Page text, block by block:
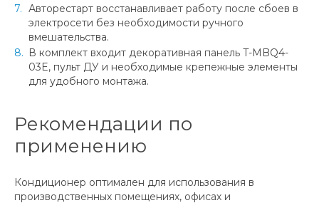
Авторестарт восстанавливает работу после сбоев в
электросети без необходимости ручного
вмешательства.
В комплект входит декоративная панель T-MBQ4-
03E, пульт ДУ и необходимые крепежные элементы
для удобного монтажа.
Рекомендации по
применению
Кондиционер оптимален для использования в
производственных помещениях, офисах и